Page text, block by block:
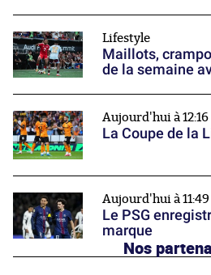
Lifestyle
Maillots,
de la semaine
Aujourd'hui à 12:16
La Coupe de la
Aujourd'hui à 11:49
Le PSG
marque
Nos